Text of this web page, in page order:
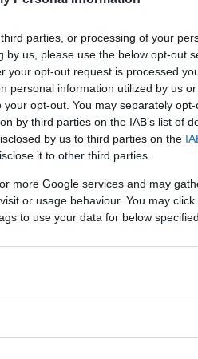
parties, or processing of your
us, please use the below opt-out
your opt-out request is processed
personal information utilized by us
opt-out. You may separately
by third parties on the IAB’s list of
by us to third parties on the
it to other third parties.
more Google services and may
or usage behaviour. You may
to use your data for below
mekar
det med en
om i